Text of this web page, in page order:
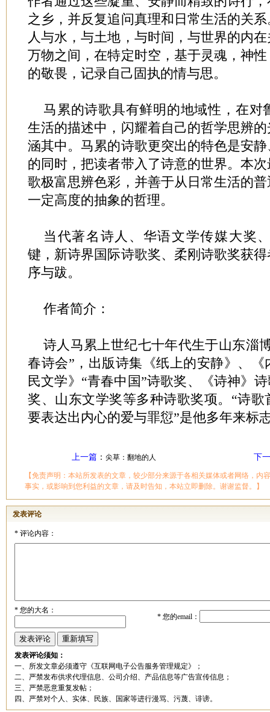
之乡，并反复追问真理和日常生活的关
人与水，与土地，与时间，与世界的内
万物之间，在特定时空，基于灵魂，神
的敬畏，记录自己固执的情与思。
马累的诗歌具有鲜明的地域性，在对
生活的描述中，闪耀着自己的哲学思辨
涵其中。马累的诗歌更突出的特色是安
的同时，把读者带入了诗意的世界。本
歌极富思辨色彩，并善于从日常生活的
一定高度的抽象的哲理。
当代著名诗人、华语文学传媒大奖
键，新诗界国际诗歌奖、柔刚诗歌奖获
序与跋。
作者简介：
诗人马累上世纪七十年代生于山东淄
春诗会”，出版诗集《纸上的安静》、
民文学》“青春中国”诗歌奖、《诗神》
奖、山东文学奖等多种诗歌奖项。“诗
要表达出内心的爱与罪愆”是他多年来标
上一篇： 尖草：翻地的人 下
【免责声明：本站所发表的文章，较少部分来源于各相关媒体或者网络，内
事实，或影响到您利益的文章，请及时告知，本站立即删除。谢谢监督。】
发表评论
*评论内容：
*您的大名：
*您的email：
发表评论须知：
一、所发文章必须遵守《互联网电子公告服务管理规定》；
二、严禁发布供求代理信息、公司介绍、产品信息等广告宣传信息；
三、严禁恶意重复发帖；
四、严禁对个人、实体、民族、国家等进行漫骂、污蔑、诽谤。